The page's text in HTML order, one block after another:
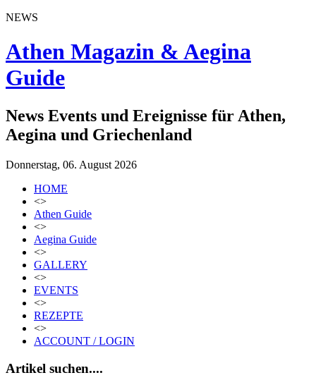
NEWS
Athen Magazin & Aegina
Guide
News Events und Ereignisse für Athen,
Aegina und Griechenland
Donnerstag, 06. August 2026
HOME
<>
Athen Guide
<>
Aegina Guide
<>
GALLERY
<>
EVENTS
<>
REZEPTE
<>
ACCOUNT / LOGIN
Artikel suchen....